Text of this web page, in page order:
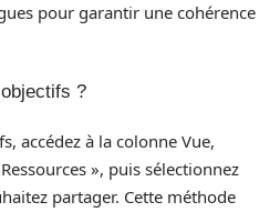
pour garantir une cohérence
?
accédez à la colonne Vue,
», puis sélectionnez
partager. Cette méthode